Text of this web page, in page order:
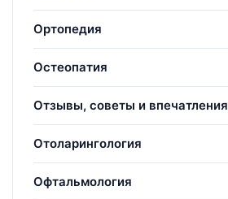
Ортопедия
Остеопатия
Отзывы, советы и впечатления
Отоларингология
Офтальмология